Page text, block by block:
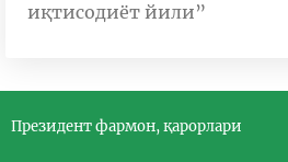
иқтисодиёт йили”
Президент фармон, қарорлари